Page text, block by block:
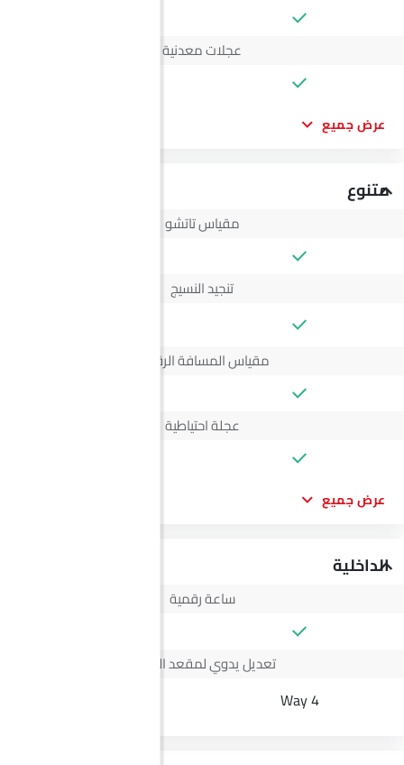
عجلات معدنية
عرض جميع
متنوع
مقياس تاتشو
تنجيد النسيج
مقياس المسافة الرقمي
عجلة احتياطية
عرض جميع
الداخلية
ساعة رقمية
تعديل يدوي لمقعد السائق
4 Way